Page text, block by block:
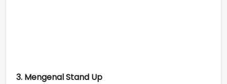
3. Mengenal Stand Up